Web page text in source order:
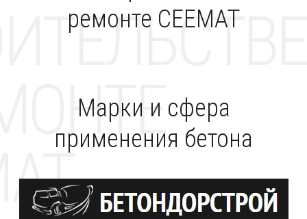
ремонте CEEMAT
Марки и сфера
применения бетона